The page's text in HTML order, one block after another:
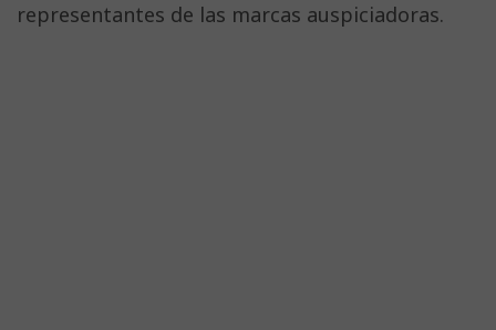
representantes de las marcas auspiciadoras.